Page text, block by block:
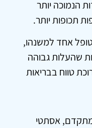
הנמוכה יותר
תכופות יותר.
אחד למשנהו,
שהעלות גבוהה
טווח בבריאות
מתקדם, אסתטי